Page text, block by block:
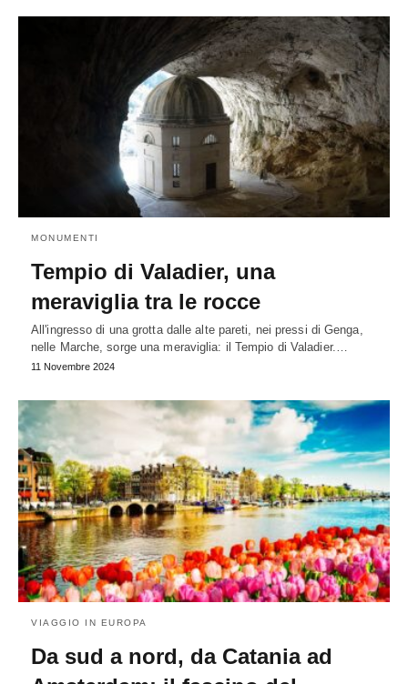
MONUMENTI
Tempio di Valadier, una
meraviglia tra le rocce
All'ingresso di una grotta dalle alte pareti, nei pressi di Genga,
nelle Marche, sorge una meraviglia: il Tempio di Valadier.…
11 Novembre 2024
VIAGGIO IN EUROPA
Da sud a nord, da Catania ad